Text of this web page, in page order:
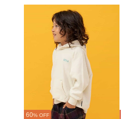
60% OFF